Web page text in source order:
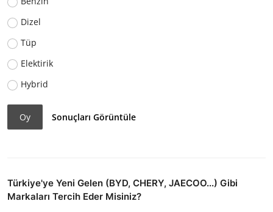
Dizel
Tüp
Elektirik
Hybrid
Oy Sonuçları Görüntüle
Türkiye'ye Yeni Gelen (BYD, CHERY, JAECOO...) Gibi
Markaları Tercih Eder Misiniz?